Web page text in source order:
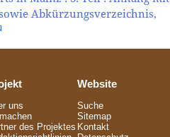
Abkürzungsverzeichnis,
uns
des Projektes
Website
Suche
Sitemap
Kontakt